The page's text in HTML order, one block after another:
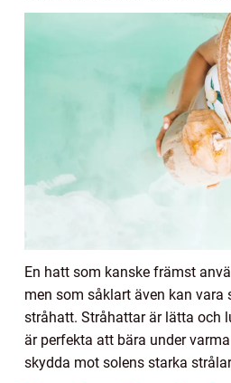
En hatt som kanske främst
men som såklart även kan vara
stråhatt. Stråhattar är lätta och
är perfekta att bära under
skydda mot solens starka